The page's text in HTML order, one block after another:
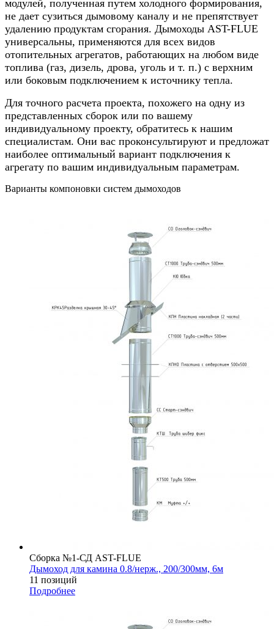
модулей, полученная путем холодного формирования,
не дает сузиться дымовому каналу и не препятствует
удалению продуктам сгорания. Дымоходы AST-FLUE
универсальны, применяются для всех видов
отопительных агрегатов, работающих на любом виде
топлива (газ, дизель, дрова, уголь и т. п.) с верхним
или боковым подключением к источнику тепла.
Для точного расчета проекта, похожего на одну из
представленных сборок или по вашему
индивидуальному проекту, обратитесь к нашим
специалистам. Они вас проконсультируют и предложат
наиболее оптимальный вариант подключения к
агрегату по вашим индивидуальным параметрам.
Варианты компоновки систем дымоходов
Сборка №1-СД AST-FLUE
Дымоход для камина 0.8/нерж., 200/300мм, 6м
11 позиций
Подробнее